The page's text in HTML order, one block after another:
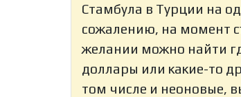
Стамбула в Турции на
сожалению, на момент
желании можно найти
доллары или какие-то
том числе и неоновые,